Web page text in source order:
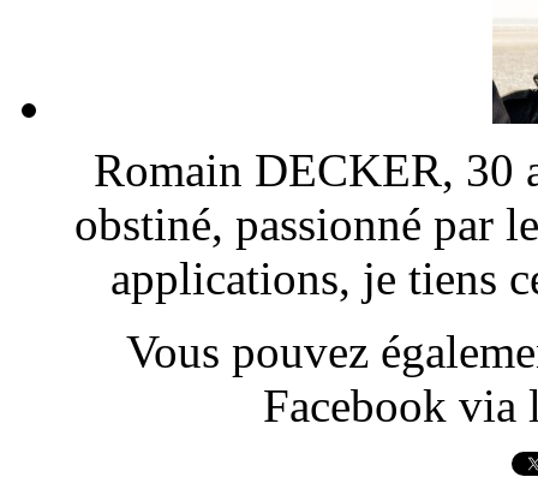
Romain DECKER, 30
obstiné, passionné par
applications, je tiens
Vous pouvez
Facebook via